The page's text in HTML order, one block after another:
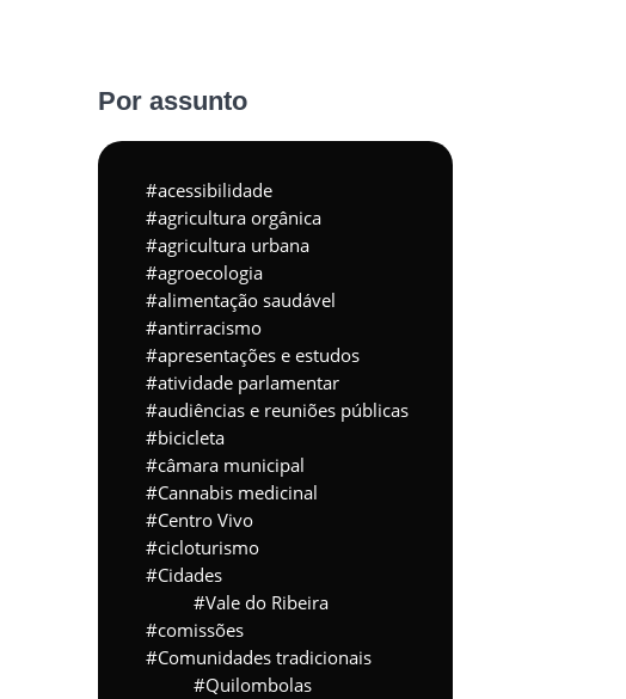
Por assunto
acessibilidade
agricultura orgânica
agricultura urbana
agroecologia
alimentação saudável
antirracismo
apresentações e estudos
atividade parlamentar
audiências e reuniões públicas
bicicleta
câmara municipal
Cannabis medicinal
Centro Vivo
cicloturismo
Cidades
Vale do Ribeira
comissões
Comunidades tradicionais
Quilombolas